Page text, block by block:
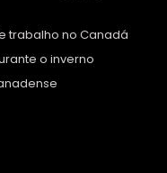
trabalho no Canadá
o inverno